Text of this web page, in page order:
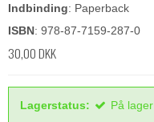
Indbinding: Paperback
ISBN: 978-87-7159-287-0
30,00 DKK
Lagerstatus: På lager